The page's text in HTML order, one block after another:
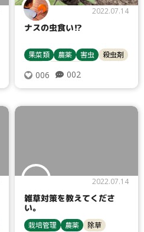
2022.07.14
ナスの虫食い⁉︎
果菜類 農薬 害虫
殺虫剤
006 002
2022.07.14
雑草対策を教えてくださ
い。
栽培管理 農薬
除草